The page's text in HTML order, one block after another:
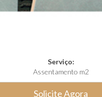
Serviço:
Assentamento m2
Solicite Agora